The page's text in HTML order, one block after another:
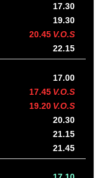
17.30
19.30
20.45 V.O.S
22.15
17.00
17.45 V.O.S
19.20 V.O.S
20.30
21.15
21.45